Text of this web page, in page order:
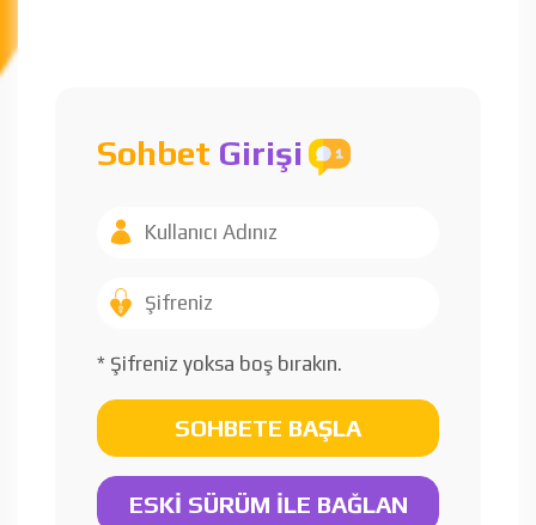
Sohbet Girişi
* Şifreniz yoksa boş bırakın.
SOHBETE BAŞLA
ESKİ SÜRÜM İLE BAĞLAN